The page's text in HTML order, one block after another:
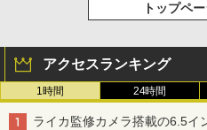
トップペ
アクセスランキング
1時間 24時間
ライカ監修カメラ搭載の6.5イ